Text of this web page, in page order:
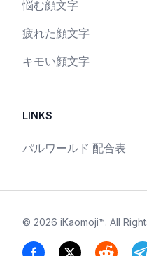
悩む顔文字
疲れた顔文字
キモい顔文字
LINKS
パルワールド 配合表
© 2026 iKaomoji™. All